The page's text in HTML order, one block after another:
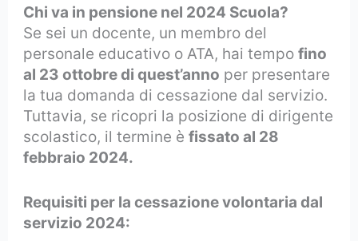
Chi va in pensione nel 2024 Scuola?
Se sei un docente, un membro del
personale educativo o ATA, hai tempofino
al 23 ottobre di quest’anno per presentare
la tua domanda di cessazione dal servizio.
Tuttavia, se ricopri la posizione di dirigente
scolastico, il termine èfissato al 28
febbraio 2024.
Requisiti per la cessazione volontaria dal
servizio 2024: